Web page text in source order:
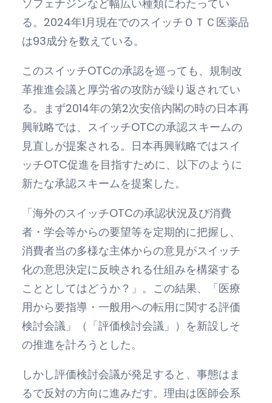
ソフェナジンなど幅広い種類にわたってい
る。2024年1月現在でのスイッチＯＴＣ医薬品
は93成分を数えている。
このスイッチOTCの承認を巡っても、規制改
革推進会議と厚労省の攻防が繰り返されてい
る。まず2014年の第2次安倍内閣の時の日本再
興戦略では、スイッチOTCの承認スキームの
見直しが提案される。日本再興戦略ではスイ
ッチOTC促進を目指すために、以下のように
新たな承認スキームを提案した。
「海外のスイッチOTCの承認状況及び消費
者・学会等からの要望等を定期的に把握し、
消費者当の多様な主体からの意見がスイッチ
化の意思決定に反映される仕組みを構築する
こととしてはどうか？」。この結果、「医療
用から要指導・一般用への転用に関する評価
検討会議」（「評価検討会議」）を新設しそ
の推進を計ろうとした。
しかし評価検討会議が発足すると、事態はま
るで反対の方向に進みだす。理由は医師会系